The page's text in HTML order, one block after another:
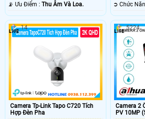
️📡 Ưu Điểm : Thu Âm Và Loa.
Camera Tp-Link Tapo C720 Tích
Hợp Đèn Pha
14
Camera 2
PV 10MP
5224